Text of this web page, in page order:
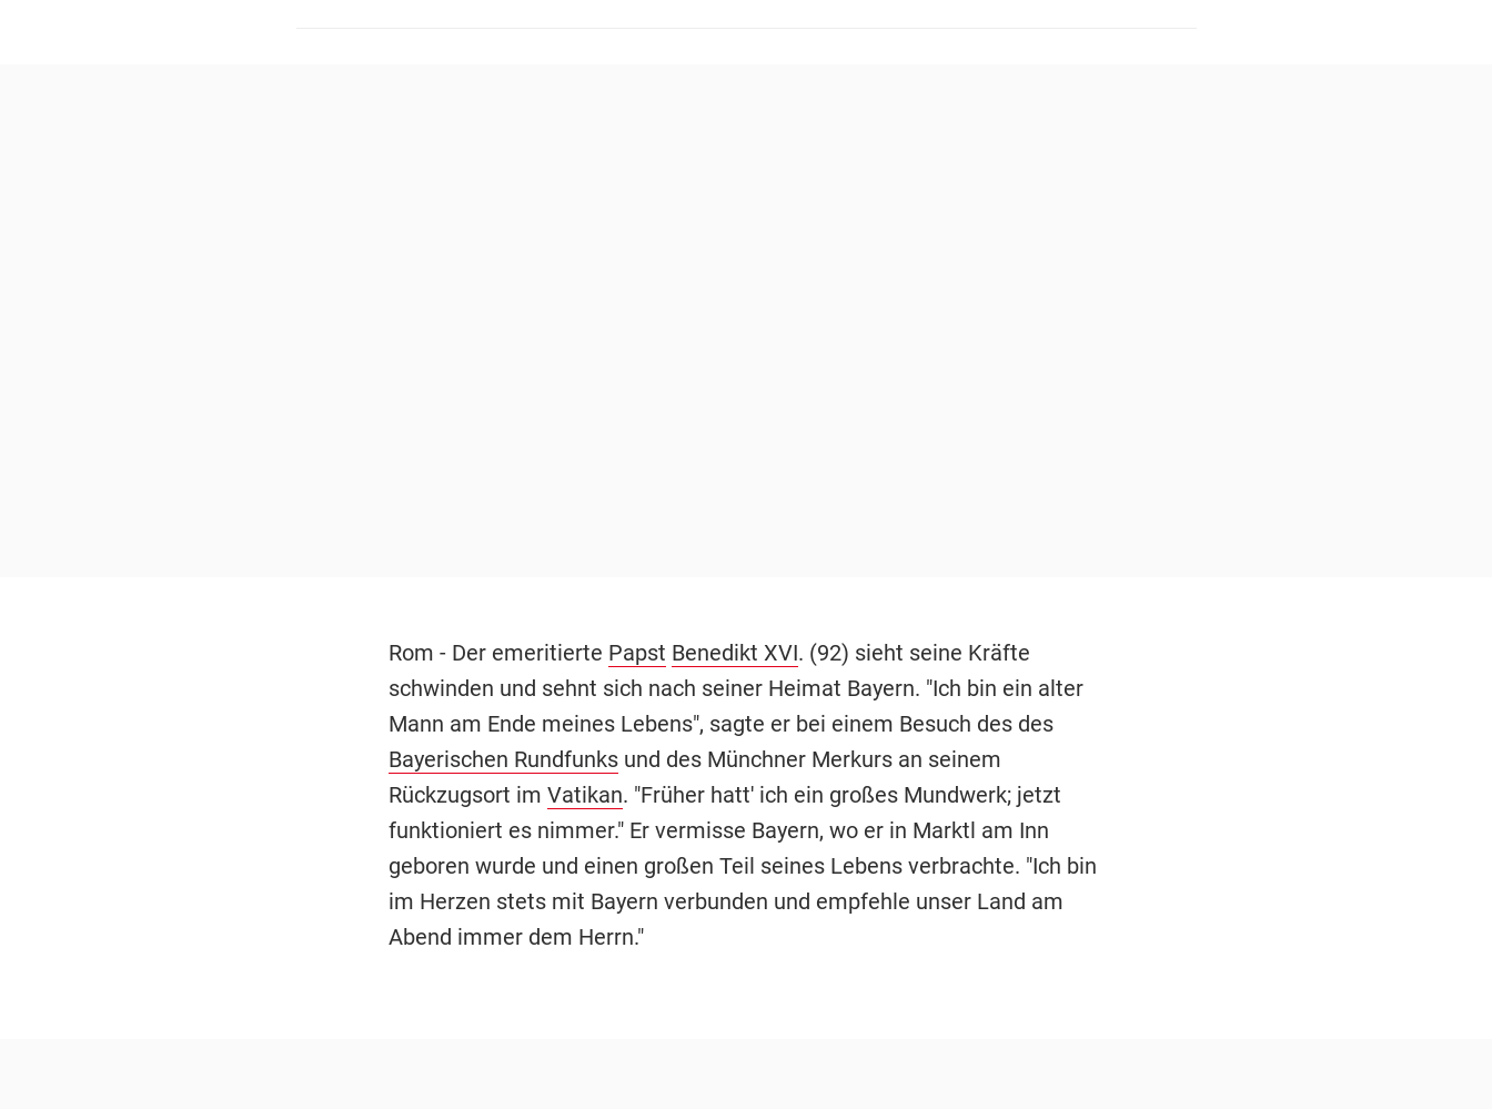
Rom - Der emeritierte Papst Benedikt XVI. (92) sieht seine Kräfte
schwinden und sehnt sich nach seiner Heimat Bayern. "Ich bin ein alter
Mann am Ende meines Lebens", sagte er bei einem Besuch des des
Bayerischen Rundfunksund des Münchner Merkurs an seinem
Rückzugsort im Vatikan. "Früher hatt' ich ein großes Mundwerk; jetzt
funktioniert es nimmer." Er vermisse Bayern, wo er in Marktl am Inn
geboren wurde und einen großen Teil seines Lebens verbrachte. "Ich bin
im Herzen stets mit Bayern verbunden und empfehle unser Land am
Abend immer dem Herrn."